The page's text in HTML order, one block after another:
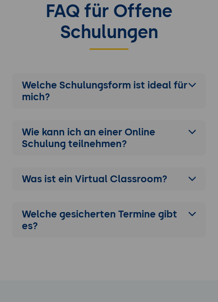
FAQ für Offene
Schulungen
Welche Schulungsform ist ideal für
mich?
Wie kann ich an einer Online
Schulung teilnehmen?
Was ist ein Virtual Classroom?
Welche gesicherten Termine gibt
es?